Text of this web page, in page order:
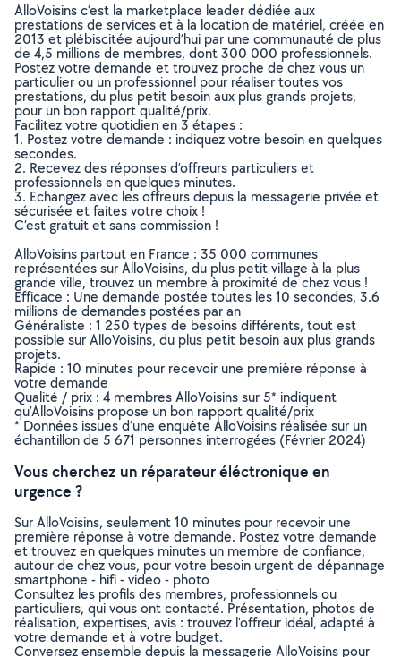
AlloVoisins c’est la marketplace leader dédiée aux
prestations de services et à la location de matériel, créée en
2013 et plébiscitée aujourd’hui par une communauté de plus
de 4,5 millions de membres, dont 300 000 professionnels.
Postez votre demande et trouvez proche de chez vous un
particulier ou un professionnel pour réaliser toutes vos
prestations, du plus petit besoin aux plus grands projets,
pour un bon rapport qualité/prix.
Facilitez votre quotidien en 3 étapes :
1. Postez votre demande : indiquez votre besoin en quelques
secondes.
2. Recevez des réponses d’offreurs particuliers et
professionnels en quelques minutes.
3. Echangez avec les offreurs depuis la messagerie privée et
sécurisée et faites votre choix !
C’est gratuit et sans commission !
AlloVoisins partout en France : 35 000 communes
représentées sur AlloVoisins, du plus petit village à la plus
grande ville, trouvez un membre à proximité de chez vous !
Efficace : Une demande postée toutes les 10 secondes, 3.6
millions de demandes postées par an
Généraliste : 1 250 types de besoins différents, tout est
possible sur AlloVoisins, du plus petit besoin aux plus grands
projets.
Rapide : 10 minutes pour recevoir une première réponse à
votre demande
Qualité / prix : 4 membres AlloVoisins sur 5* indiquent
qu’AlloVoisins propose un bon rapport qualité/prix
* Données issues d’une enquête AlloVoisins réalisée sur un
échantillon de 5 671 personnes interrogées (Février 2024)
Vous cherchez un réparateur éléctronique en
urgence ?
Sur AlloVoisins, seulement 10 minutes pour recevoir une
première réponse à votre demande. Postez votre demande
et trouvez en quelques minutes un membre de confiance,
autour de chez vous, pour votre besoin urgent de dépannage
smartphone - hifi - video - photo
Consultez les profils des membres, professionnels ou
particuliers, qui vous ont contacté. Présentation, photos de
réalisation, expertises, avis : trouvez l'offreur idéal, adapté à
votre demande et à votre budget.
Conversez ensemble depuis la messagerie AlloVoisins pour